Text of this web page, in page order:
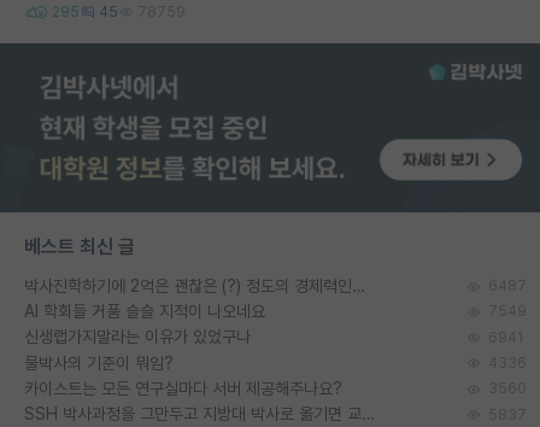
295 45 78759
베스트 최신 글
박사진학하기에 2억은 괜찮은 (?) 정도의 경제력인가요 6487
AI 학회들 거품 슬슬 지적이 나오네요 7549
신생랩가지말라는 이유가 있었구나 6941
물박사의 기준이 뭐임? 4336
카이스트는 모든 연구실마다 서버 제공해주나요? 3560
SSH 박사과정을 그만두고 지방대 박사로 옮기면 교수의 꿈은 끝일까요? 5837